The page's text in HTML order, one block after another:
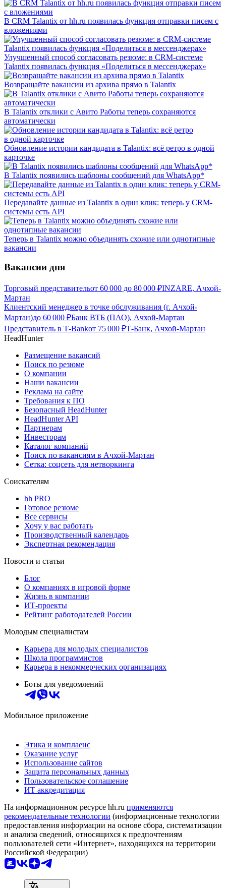
В CRM Talantix от hh.ru появилась функция отправки писем с
вложениями
Улучшенный способ согласовать резюме: в CRM-системе
Talantix появилась функция «Поделиться в мессенджерах»
Возвращайте вакансии из архива прямо в Talantix
В Talantix отклики с Авито Работы теперь сохраняются
автоматически
Обновление истории кандидата в Talantix: всё ретро в одной
карточке
В Talantix появились шаблоны сообщений для WhatsApp*
Передавайте данные из Talantix в один клик: теперь у CRM-
системы есть API
Теперь в Talantix можно объединять схожие или однотипные
вакансии
Вакансии дня
Торговый представительот 60 000 до 80 000 ₽INZARE, Ачхой-
Мартан
Клиентский менеджер в точке обслуживания (г. Ачхой-
Мартан)до 60 000 ₽Банк ВТБ (ПАО), Ачхой-Мартан
Представитель в Т-Bankот 75 000 ₽Т-Банк, Ачхой-Мартан
HeadHunter
Размещение вакансий
Поиск по резюме
О компании
Наши вакансии
Реклама на сайте
Требования к ПО
Безопасный HeadHunter
HeadHunter API
Партнерам
Инвесторам
Каталог компаний
Поиск по вакансиям в Ачхой-Мартан
Сетка: соцсеть для нетворкинга
Соискателям
hh PRO
Готовое резюме
Все сервисы
Хочу у вас работать
Производственный календарь
Экспертная рекомендация
Новости и статьи
Блог
О компаниях в игровой форме
Жизнь в компании
ИТ-проекты
Рейтинг работодателей России
Молодым специалистам
Карьера для молодых специалистов
Школа программистов
Карьера в некоммерческих организациях
Боты для уведомлений
Мобильное приложение
Этика и комплаенс
Оказание услуг
Использование сайтов
Защита персональных данных
Пользовательское соглашение
ИТ аккредитация
На информационном ресурсе hh.ru применяются
рекомендательные технологии (информационные технологии
предоставления информации на основе сбора, систематизации
и анализа сведений, относящихся к предпочтениям
пользователей сети «Интернет», находящихся на территории
Российской Федерации)